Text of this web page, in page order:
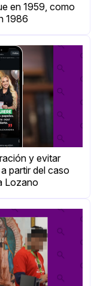
en 1959, como
1986
y evitar
partir del caso
Lozano